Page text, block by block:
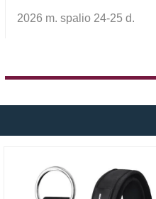
2026 m. spalio 24-25 d.